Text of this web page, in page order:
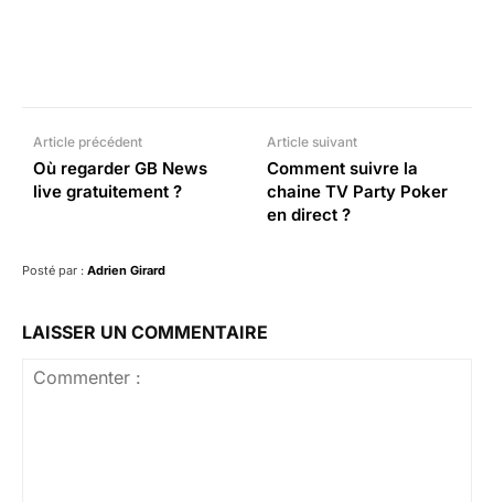
Article précédent
Où regarder GB News
live gratuitement ?
Article suivant
Comment suivre la
chaine TV Party Poker
en direct ?
Posté par : Adrien Girard
LAISSER UN COMMENTAIRE